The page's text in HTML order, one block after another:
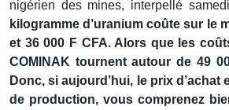
nigérien des mines, interpellé
kilogramme d’uranium coûte sur le
et 36 000 F CFA. Alors que les
COMINAK tournent autour de 49
Donc, si aujourd’hui, le prix
de production, vous comprenez